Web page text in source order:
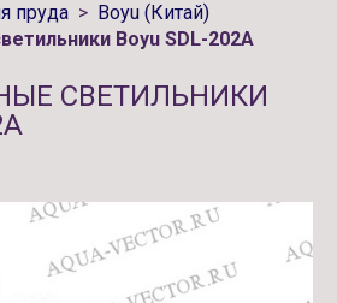
пруда
Boyu (Китай)
Boyu SDL-202A
СВЕТИЛЬНИКИ